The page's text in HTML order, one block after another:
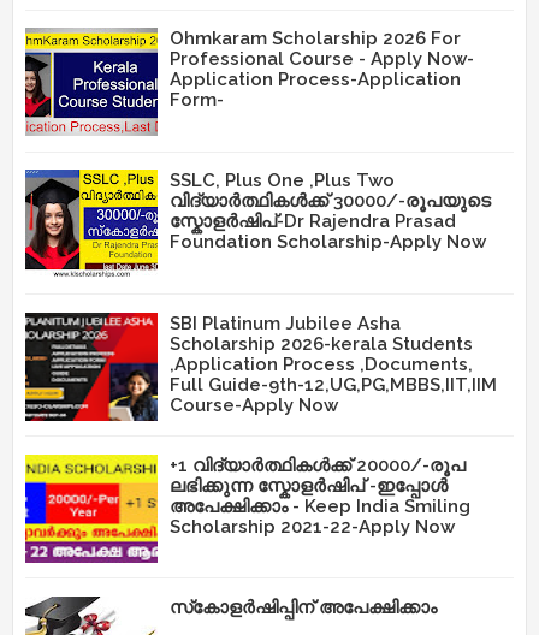
Ohmkaram Scholarship 2026 For
Professional Course - Apply Now-
Application Process-Application
Form-
SSLC, Plus One ,Plus Two
വിദ്യാർത്ഥികൾക്ക് 30000/-രൂപയുടെ
സ്കോളർഷിപ്-Dr Rajendra Prasad
Foundation Scholarship-Apply Now
SBI Platinum Jubilee Asha
Scholarship 2026-kerala Students
,Application Process ,Documents,
Full Guide-9th-12,UG,PG,MBBS,IIT,IIM
Course-Apply Now
+1 വിദ്യാർത്ഥികൾക്ക് 20000/-രൂപ
ലഭിക്കുന്ന സ്കോളർഷിപ് -ഇപ്പോൾ
അപേക്ഷിക്കാം - Keep India Smiling
Scholarship 2021-22-Apply Now
സ്‌കോളർഷിപ്പിന് അപേക്ഷിക്കാം